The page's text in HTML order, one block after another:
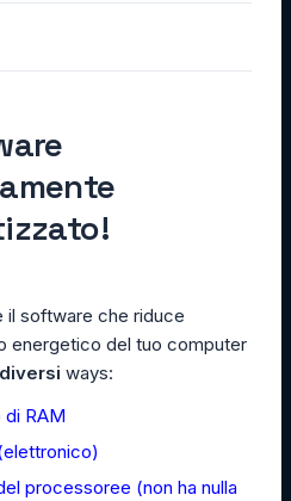
il software che riduce
energetico del tuo computer
ways:
di RAM
processoree (non ha nulla